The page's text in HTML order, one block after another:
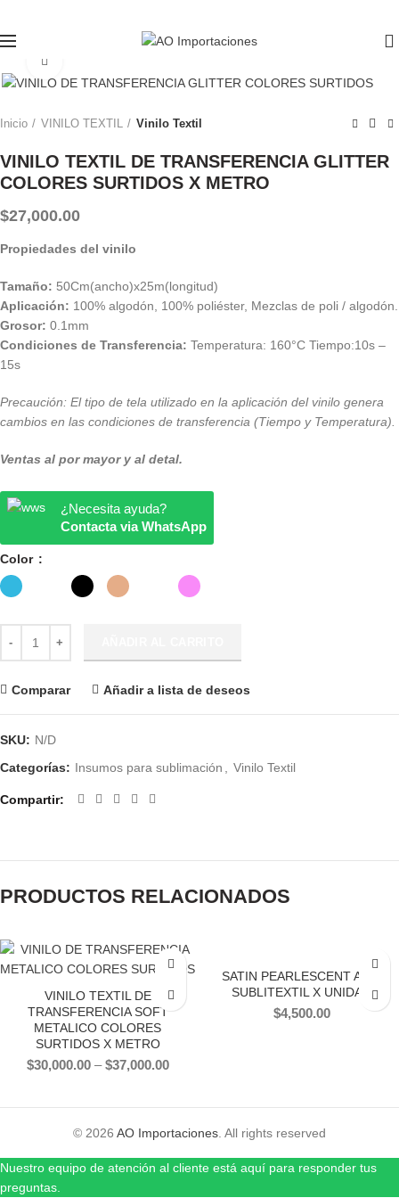
Inicio VINILO TEXTIL Vinilo Textil
VINILO TEXTIL DE TRANSFERENCIA GLITTER
COLORES SURTIDOS X METRO
$27,000.00
Propiedades del vinilo
Tamaño: 50Cm(ancho)x25m(longitud)
Aplicación: 100% algodón, 100% poliéster, Mezclas de poli / algodón.
Grosor: 0.1mm
Condiciones de Transferencia: Temperatura: 160°C Tiempo:10s –
15s
Precaución: El tipo de tela utilizado en la aplicación del vinilo genera
cambios en las condiciones de transferencia (Tiempo y Temperatura).
Ventas al por mayor y al detal.
¿Necesita ayuda?
Contacta via WhatsApp
Color
Comparar Añadir a lista de deseos
SKU: N/D
Categorías: Insumos para sublimación , Vinilo Textil
Compartir
PRODUCTOS RELACIONADOS
VINILO TEXTIL DE
TRANSFERENCIA SOFT
METALICO COLORES
SURTIDOS X METRO
$30,000.00–$37,000.00
SATIN PEARLESCENT AOM
SUBLITEXTIL X UNIDAD
$4,500.00
© 2026 AO Importaciones. All rights reserved
Nuestro equipo de atención al cliente está aquí para responder tus
preguntas.